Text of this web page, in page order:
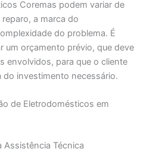
Coremas podem variar de
a marca do
do problema. É
um orçamento prévio, que deve
envolvidos, para que o cliente
do investimento necessário.
de Eletrodomésticos em
Técnica